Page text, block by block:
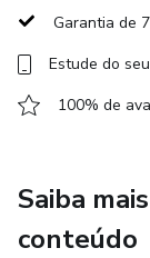
ANALISE DE
FUNCIONA
Garantia de
Estude do
100% de
Saiba
conteúdo